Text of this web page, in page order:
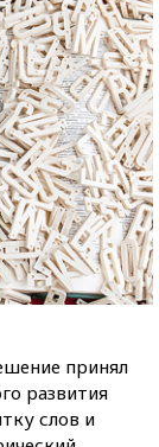
принял
развития
слов и